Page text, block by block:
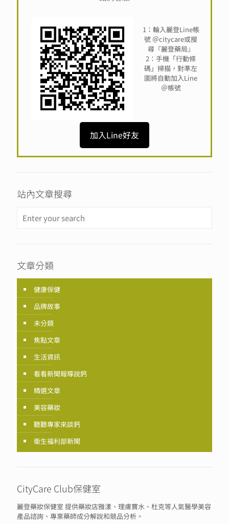
1：輪入麗登Line帳
號 ＠citycare或搜
尋『麗登藥局』
2：手機「行動條
碼」掃描，對準左
圖將自動加入Line
＠帳號
加入Line好友
站內文章搜尋
文章分類
健康保健
品牌故事
未分類
焦點文章
生活資訊
看看新聞報導說鈣
精選文章
美容藥妝
聽聽專家來談鈣
衛生福利部新聞
CityCare Club保健室
麗登藥妝保健室 提供藥妝店雅漾、理膚寶水、杜克等人氣醫學美容
產品諮詢、專業藥師成分解說和競品分析。